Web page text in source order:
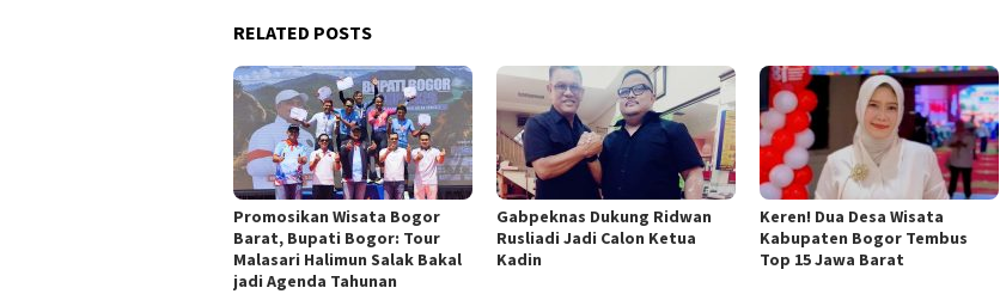
RELATED POSTS
Promosikan Wisata Bogor
Barat, Bupati Bogor: Tour
Malasari Halimun Salak Bakal
jadi Agenda Tahunan
Gabpeknas Dukung Ridwan
Rusliadi Jadi Calon Ketua
Kadin
Keren! Dua Desa Wisata
Kabupaten Bogor Tembus
Top 15 Jawa Barat